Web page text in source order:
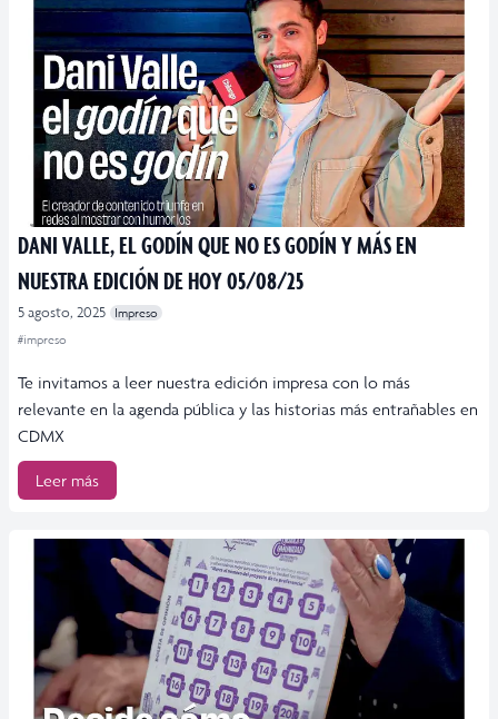
DANI VALLE, EL GODÍN QUE NO ES GODÍN Y MÁS EN
NUESTRA EDICIÓN DE HOY 05/08/25
5 agosto, 2025
Impreso
#impreso
Te invitamos a leer nuestra edición impresa con lo más
relevante en la agenda pública y las historias más entrañables en
CDMX
Leer más